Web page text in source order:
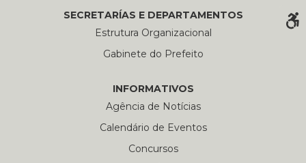
SECRETARÍAS E DEPARTAMENTOS
Estrutura Organizacional
Gabinete do Prefeito
INFORMATIVOS
Agência de Notícias
Calendário de Eventos
Concursos